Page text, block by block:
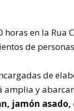
en la Rua
de
de
amplia y
jamón